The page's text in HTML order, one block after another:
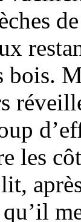
bois.
les